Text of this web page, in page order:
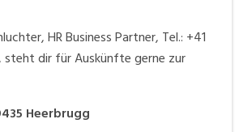
HR Business Partner, Tel.: +41
steht dir für Auskünfte gerne zur
Heerbrugg